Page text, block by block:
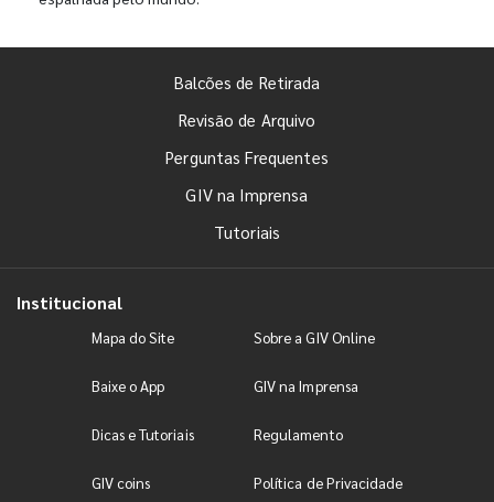
Balcões de Retirada
Revisão de Arquivo
Perguntas Frequentes
GIV na Imprensa
Tutoriais
Institucional
Mapa do Site Sobre a GIV Online
Baixe o App GIV na Imprensa
Dicas e Tutoriais Regulamento
GIV coins Política de Privacidade